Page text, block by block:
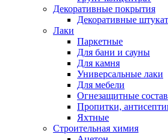
Декоративные покрытия
Декоративные
Лаки
Паркетные
Для бани и сауны
Для камня
Универсальные лаки
Для мебели
Огнезащитные
Пропитки,
Яхтные
Строительная химия